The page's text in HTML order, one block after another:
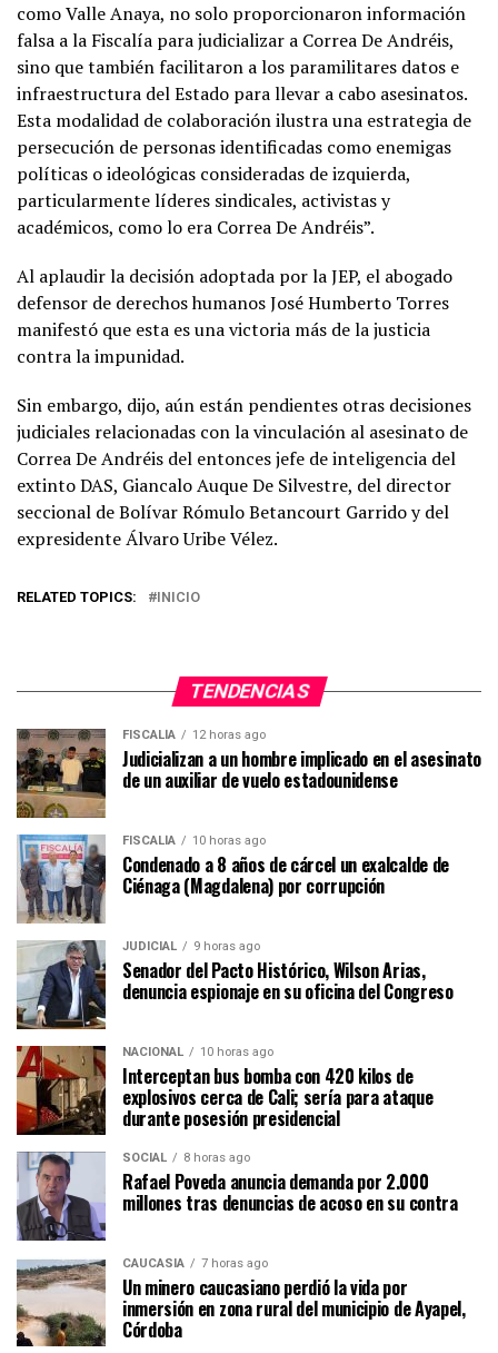
como Valle Anaya, no solo proporcionaron información
falsa a la Fiscalía para judicializar a Correa De Andréis,
sino que también facilitaron a los paramilitares datos e
infraestructura del Estado para llevar a cabo asesinatos.
Esta modalidad de colaboración ilustra una estrategia de
persecución de personas identificadas como enemigas
políticas o ideológicas consideradas de izquierda,
particularmente líderes sindicales, activistas y
académicos, como lo era Correa De Andréis”.
Al aplaudir la decisión adoptada por la JEP, el abogado
defensor de derechos humanos José Humberto Torres
manifestó que esta es una victoria más de la justicia
contra la impunidad.
Sin embargo, dijo, aún están pendientes otras decisiones
judiciales relacionadas con la vinculación al asesinato de
Correa De Andréis del entonces jefe de inteligencia del
extinto DAS, Giancalo Auque De Silvestre, del director
seccional de Bolívar Rómulo Betancourt Garrido y del
expresidente Álvaro Uribe Vélez.
RELATED TOPICS: INICIO
TENDENCIAS
FISCALÍA 12 horas ago
Judicializan a un hombre implicado en el asesinato
de un auxiliar de vuelo estadounidense
FISCALÍA 10 horas ago
Condenado a 8 años de cárcel un exalcalde de
Ciénaga (Magdalena) por corrupción
JUDICIAL 9 horas ago
Senador del Pacto Histórico, Wilson Arias,
denuncia espionaje en su oficina del Congreso
NACIONAL 10 horas ago
Interceptan bus bomba con 420 kilos de
explosivos cerca de Cali; sería para ataque
durante posesión presidencial
SOCIAL 8 horas ago
Rafael Poveda anuncia demanda por 2.000
millones tras denuncias de acoso en su contra
CAUCASIA 7 horas ago
Un minero caucasiano perdió la vida por
inmersión en zona rural del municipio de Ayapel,
Córdoba